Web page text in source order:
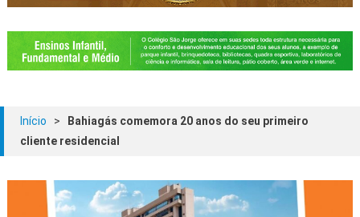
Início >
Bahiagás comemora 20 anos do seu primeiro
cliente residencial